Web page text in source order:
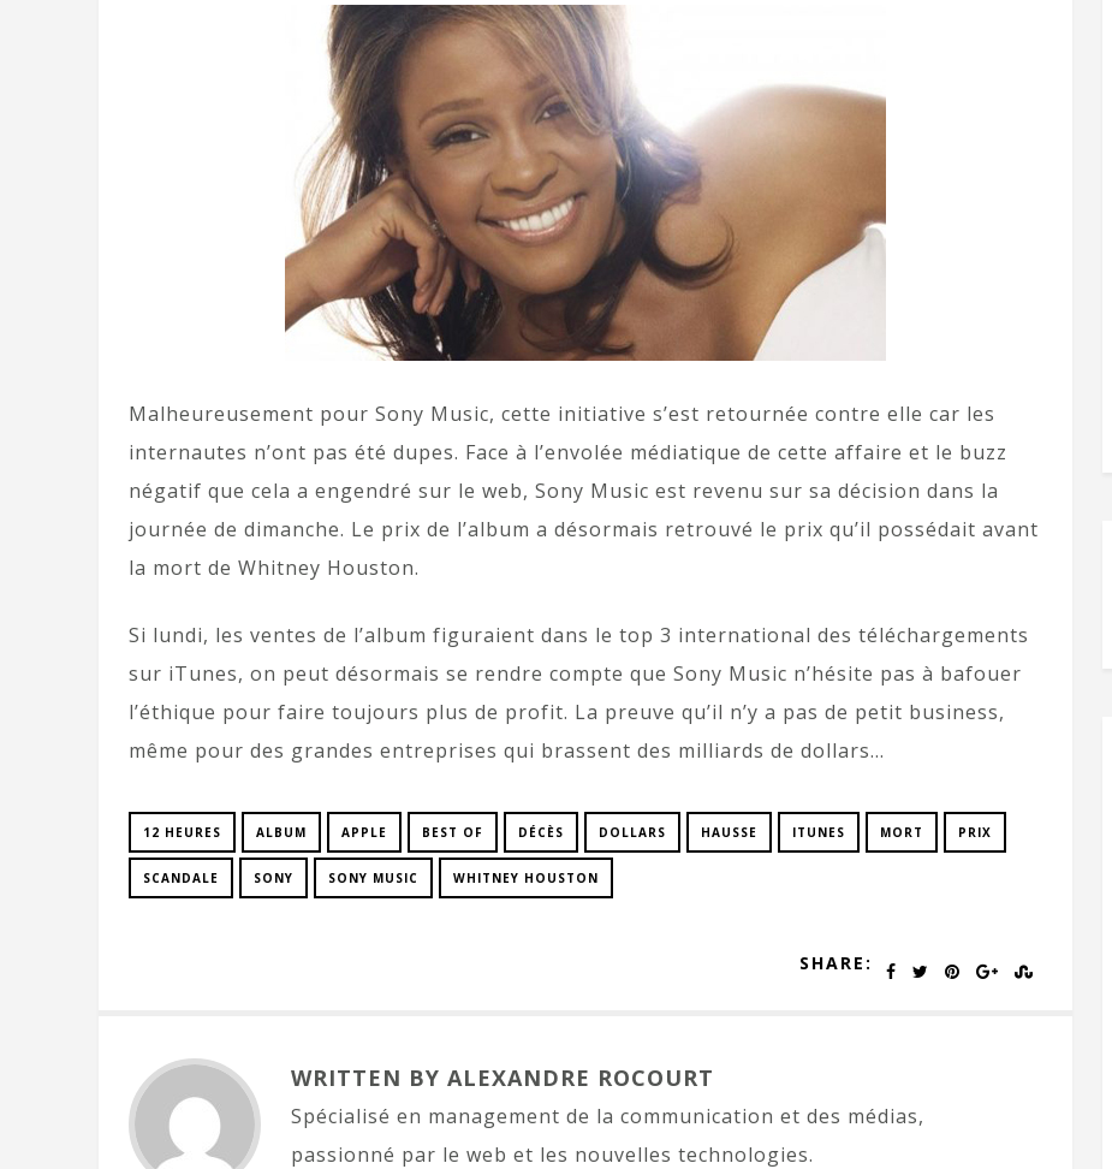
Malheureusement pour Sony Music, cette initiative s’est retournée contre elle car les
internautes n’ont pas été dupes. Face à l’envolée médiatique de cette affaire et le buzz
négatif que cela a engendré sur le web, Sony Music est revenu sur sa décision dans la
journée de dimanche. Le prix de l’album a désormais retrouvé le prix qu’il possédait avant
la mort de Whitney Houston.
Si lundi, les ventes de l’album figuraient dans le top 3 international des téléchargements
sur iTunes, on peut désormais se rendre compte que Sony Music n’hésite pas à bafouer
l’éthique pour faire toujours plus de profit. La preuve qu’il n’y a pas de petit business,
même pour des grandes entreprises qui brassent des milliards de dollars…
12 HEURES ALBUM APPLE BEST OF DÉCÈS DOLLARS HAUSSE ITUNES MORT PRIX
SCANDALE SONY SONY MUSIC WHITNEY HOUSTON
SHARE:
WRITTEN BY ALEXANDRE ROCOURT
Spécialisé en management de la communication et des médias,
passionné par le web et les nouvelles technologies.